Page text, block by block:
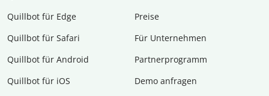
Quillbot für Edge
Quillbot für Safari
Quillbot für Android
Quillbot für iOS
Preise
Für Unternehmen
Partnerprogramm
Demo anfragen